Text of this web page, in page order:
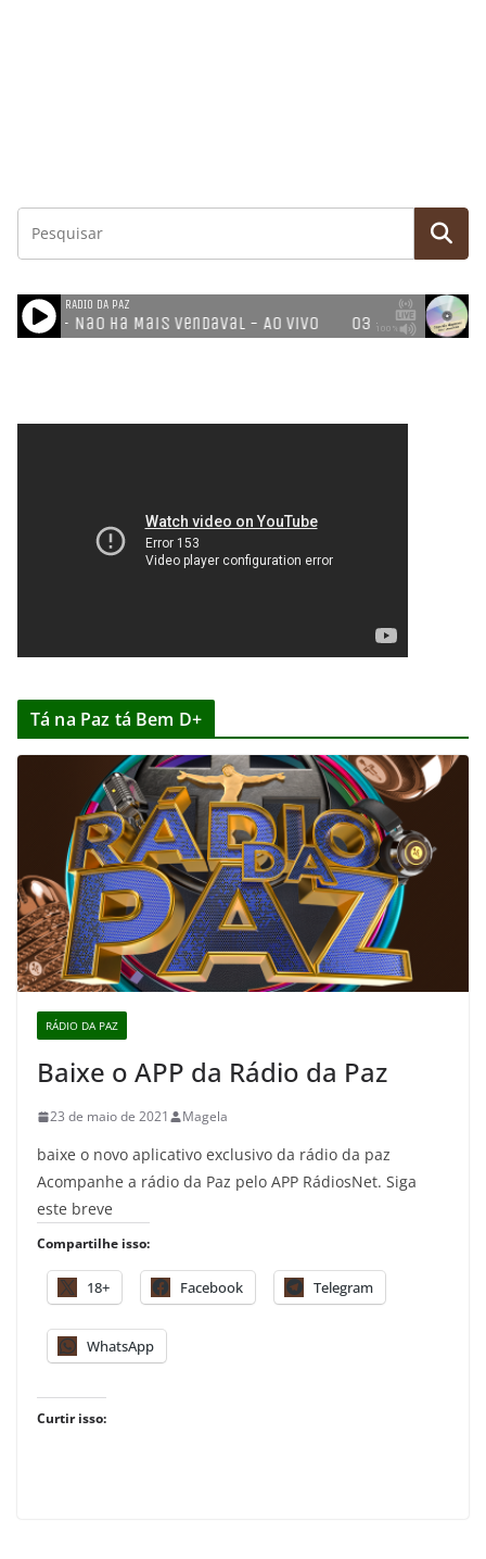
Tá na Paz tá Bem D+
RÁDIO DA PAZ
Baixe o APP da Rádio da Paz
23 de maio de 2021 Magela
baixe o novo aplicativo exclusivo da rádio da paz
Acompanhe a rádio da Paz pelo APP RádiosNet. Siga
este breve
Compartilhe isso:
18+ Facebook Telegram
WhatsApp
Curtir isso: